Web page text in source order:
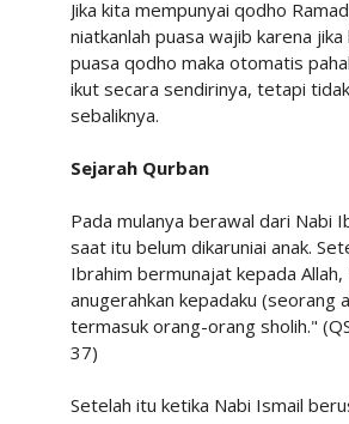
Jika kita mempunyai qodho
niatkanlah puasa wajib karena jika
puasa qodho maka otomatis
ikut secara sendirinya, tetapi
sebaliknya.
Sejarah Qurban
Pada mulanya berawal dari Nabi
saat itu belum dikaruniai anak.
Ibrahim bermunajat kepada Allah,
anugerahkan kepadaku (seorang
termasuk orang-orang sholih."
37)
Setelah itu ketika Nabi Ismail